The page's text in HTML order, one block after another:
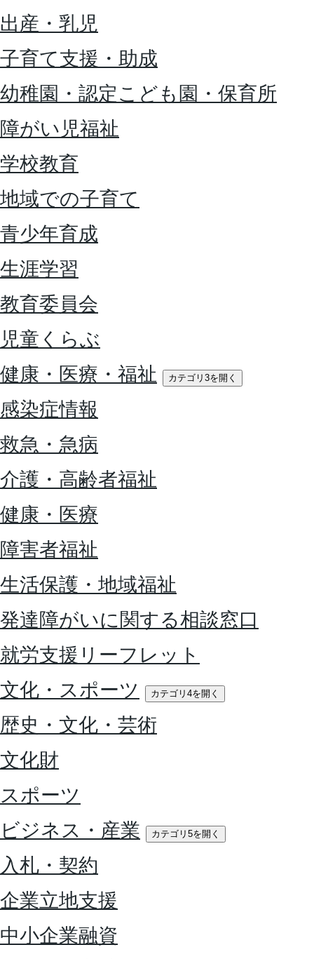
出産・乳児
子育て支援・助成
幼稚園・認定こども園・保育所
障がい児福祉
学校教育
地域での子育て
青少年育成
生涯学習
教育委員会
児童くらぶ
健康・医療・福祉
カテゴリ3を開く
感染症情報
救急・急病
介護・高齢者福祉
健康・医療
障害者福祉
生活保護・地域福祉
発達障がいに関する相談窓口
就労支援リーフレット
文化・スポーツ
カテゴリ4を開く
歴史・文化・芸術
文化財
スポーツ
ビジネス・産業
カテゴリ5を開く
入札・契約
企業立地支援
中小企業融資